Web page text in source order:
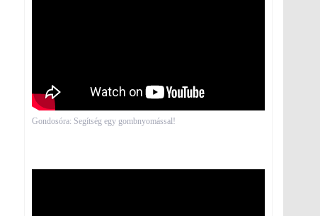
Gondosóra: Segítség egy gombnyomással!